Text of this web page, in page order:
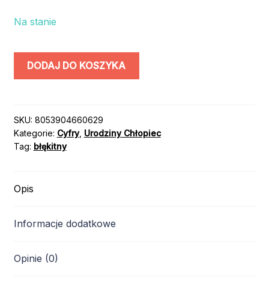
Na stanie
ilość
100cm
/
kolor:
DODAJ DO KOSZYKA
SKU: 8053904660629
Kategorie: Cyfry, Urodziny Chłopiec
Tag: błękitny
Opis
Informacje dodatkowe
Opinie (0)